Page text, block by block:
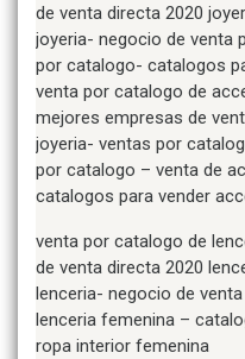
de venta directa 2020
joyeria- negocio de venta
por catalogo- catalogos
venta por catalogo de
mejores empresas de
joyeria- ventas por
por catalogo – venta de
catalogos para vender
venta por catalogo de
de venta directa 2020
lenceria- negocio de
lenceria femenina –
ropa interior femenina